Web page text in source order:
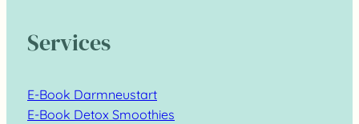
Services
E-Book Darmneustart
E-Book Detox Smoothies